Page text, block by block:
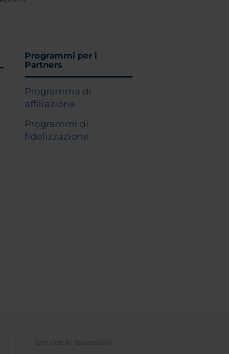
Programmi per i
Partners
Programma di
affiliazione
Programmi di
fidelizzazione